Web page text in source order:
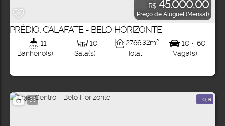
R$ 45.000,00
Preço de Aluguel (Mensal)
PRÉDIO, CALAFATE - BELO HORIZONTE
11
Banheiro(s)
10
Sala(s)
Total:
2766.32m²
10 ~ 60
Vaga(s)
33 Loja